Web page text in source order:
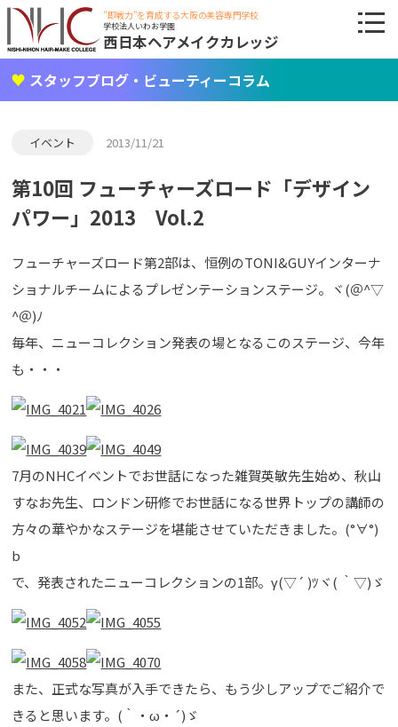
"即戦力"を育成する大阪の美容専門学校
学校法人いわお学園
西日本ヘアメイクカレッジ
スタッフブログ・ビューティーコラム
イベント 2013/11/21
第10回 フューチャーズロード「デザイン
パワー」2013 Vol.2
フューチャーズロード第2部は、恒例のTONI&GUYインターナ
ショナルチームによるプレゼンテーションステージ。ヾ(＠^▽
^＠)ﾉ
毎年、ニューコレクション発表の場となるこのステージ、今年
も・・・
7月のNHCイベントでお世話になった雑賀英敏先生始め、秋山
すなお先生、ロンドン研修でお世話になる世界トップの講師の
方々の華やかなステージを堪能させていただきました。(°∀°)
b
で、発表されたニューコレクションの1部。γ(▽´ )ﾂヾ( ｀▽)ゞ
また、正式な写真が入手できたら、もう少しアップでご紹介で
きると思います。(｀・ω・´)ゞ